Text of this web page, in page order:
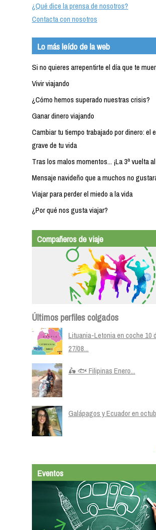
¿Qué dice la prensa de nosotros?
Contacta con nosotros
Lo más leído de la web
Si no quieres arrepentirte el día que te
Vivir viajando
¿Cómo hemos superado nuestras crisis?
Ganar dinero viajando
Cambiar tu tiempo trabajado por dinero: el
grave de tu vida
Tras los malos momentos... ¡La 3ª vuelta
Mensaje navideño que a muchos no
Viajar para perder el miedo a la vida
¿Por qué nos gusta viajar?
Compañeros de viaje
Últimos perfiles colgados
Lituania-Letonia en coche 10
27/08...
🛵 🐟 Filipinas Enero...
Galápagos y Ecuador en
Eventos